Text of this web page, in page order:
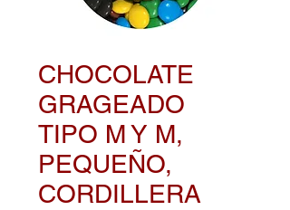
CHOCOLATE
GRAGEADO
TIPO M Y M,
PEQUEÑO,
CORDILLERA